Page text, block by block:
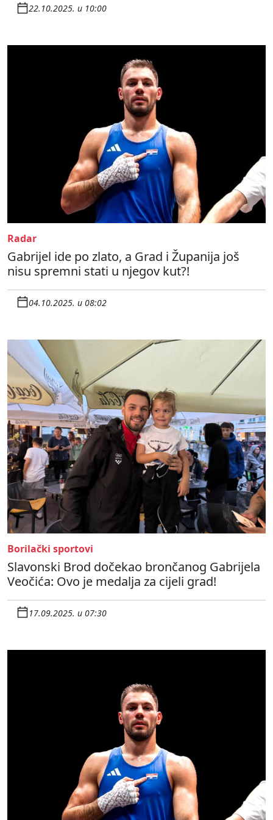
22.10.2025. u 10:00
Radar
Gabrijel ide po zlato, a Grad i Županija još
nisu spremni stati u njegov kut?!
04.10.2025. u 08:02
Borilački sportovi
Slavonski Brod dočekao brončanog Gabrijela
Veočića: Ovo je medalja za cijeli grad!
17.09.2025. u 07:30